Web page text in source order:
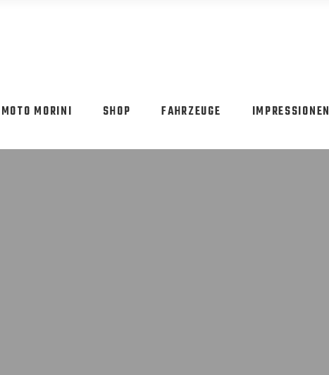
MOTO MORINI SHOP FAHRZEUGE IMPRESSIONEN